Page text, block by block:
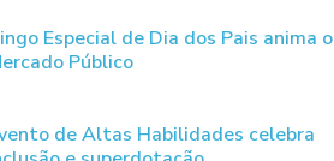
Especial de Dia dos Pais anima o
Público
de Altas Habilidades celebra